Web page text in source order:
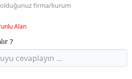
olduğunuz firma/kurum
Alan
?